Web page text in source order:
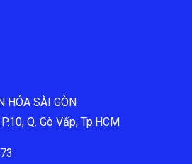
HÓA SÀI GÒN
Q. Gò Vấp, Tp.HCM